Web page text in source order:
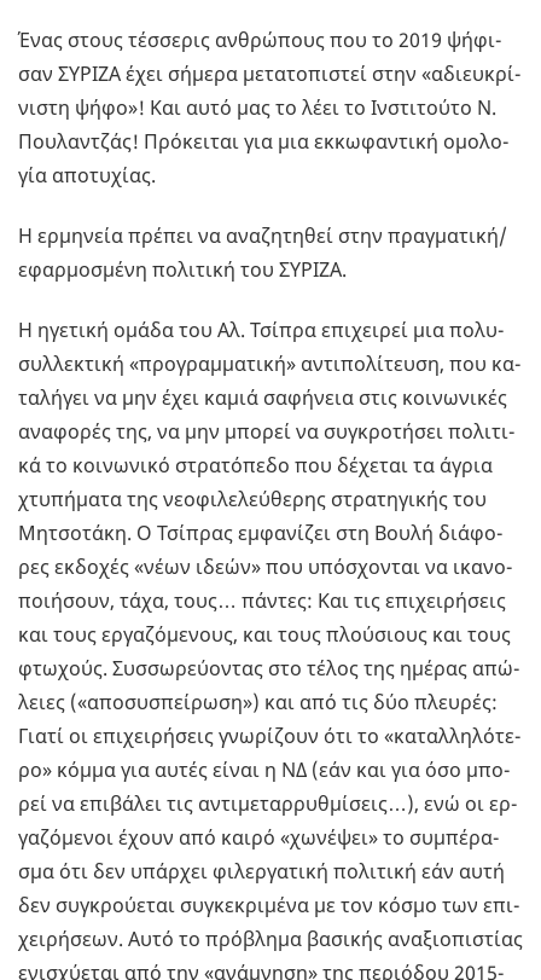
Ένας στους τέσ­σε­ρις αν­θρώ­πους που το 2019 ψή­φι­
σαν ΣΥ­ΡΙ­ΖΑ έχει σή­με­ρα με­τα­το­πι­στεί στην «αδιευ­κρί­
νι­στη ψήφο»! Και αυτό μας το λέει το Ιν­στι­τού­το Ν.
Που­λαν­τζάς! Πρό­κει­ται για μια εκ­κω­φα­ντι­κή ομο­λο­
γία απο­τυ­χί­ας.
Η ερ­μη­νεία πρέ­πει να ανα­ζη­τη­θεί στην πραγ­μα­τι­κή/
εφαρ­μο­σμέ­νη πο­λι­τι­κή του ΣΥ­ΡΙ­ΖΑ.
Η ηγε­τι­κή ομάδα του Αλ. Τσί­πρα επι­χει­ρεί μια πο­λυ­
συλ­λε­κτι­κή «προ­γραμ­μα­τι­κή» αντι­πο­λί­τευ­ση, που κα­
τα­λή­γει να μην έχει καμιά σα­φή­νεια στις κοι­νω­νι­κές
ανα­φο­ρές της, να μην μπο­ρεί να συ­γκρο­τή­σει πο­λι­τι­
κά το κοι­νω­νι­κό στρα­τό­πε­δο που δέ­χε­ται τα άγρια
χτυ­πή­μα­τα της νε­ο­φι­λε­λεύ­θε­ρης στρα­τη­γι­κής του
Μη­τσο­τά­κη. Ο Τσί­πρας εμ­φα­νί­ζει στη Βουλή διά­φο­
ρες εκ­δο­χές «νέων ιδεών» που υπό­σχο­νται να ικα­νο­
ποι­ή­σουν, τάχα, τους… πά­ντες: Και τις επι­χει­ρή­σεις
και τους ερ­γα­ζό­με­νους, και τους πλού­σιους και τους
φτω­χούς. Συσ­σω­ρεύ­ο­ντας στο τέλος της ημέ­ρας απώ­
λειες («απο­συ­σπεί­ρω­ση») και από τις δύο πλευ­ρές:
Γιατί οι επι­χει­ρή­σεις γνω­ρί­ζουν ότι το «κα­ταλ­λη­λό­τε­
ρο» κόμμα για αυτές είναι η ΝΔ (εάν και για όσο μπο­
ρεί να επι­βά­λει τις αντι­με­ταρ­ρυθ­μί­σεις…), ενώ οι ερ­
γα­ζό­με­νοι έχουν από καιρό «χω­νέ­ψει» το συ­μπέ­ρα­
σμα ότι δεν υπάρ­χει φι­λερ­γα­τι­κή πο­λι­τι­κή εάν αυτή
δεν συ­γκρού­ε­ται συ­γκε­κρι­μέ­να με τον κόσμο των επι­
χει­ρή­σε­ων. Αυτό το πρό­βλη­μα βα­σι­κής ανα­ξιο­πι­στί­ας
ενι­σχύ­ε­ται από την «ανά­μνη­ση» της πε­ριό­δου 2015-